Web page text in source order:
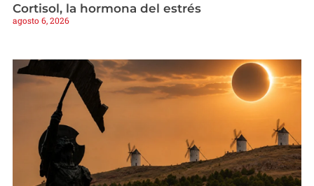
Cortisol, la hormona del estrés
agosto 6, 2026